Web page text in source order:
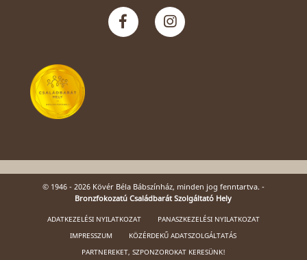
© 1946 - 2026 Kövér Béla Bábszínház, minden jog fenntartva. -
Bronzfokozatú Családbarát Szolgáltató Hely
ADATKEZELÉSI NYILATKOZAT
PANASZKEZELÉSI NYILATKOZAT
IMPRESSZUM
KÖZÉRDEKŰ ADATSZOLGÁLTATÁS
PARTNEREKET, SZPONZOROKAT KERESÜNK!